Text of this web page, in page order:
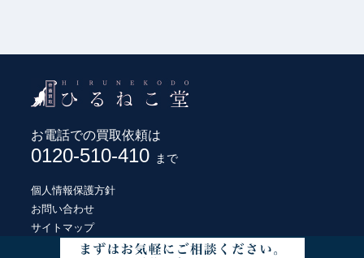
お電話での買取依頼は
0120-510-410 まで
個人情報保護方針
お問い合わせ
サイトマップ
© HIRUNEKODO CO., LTD.